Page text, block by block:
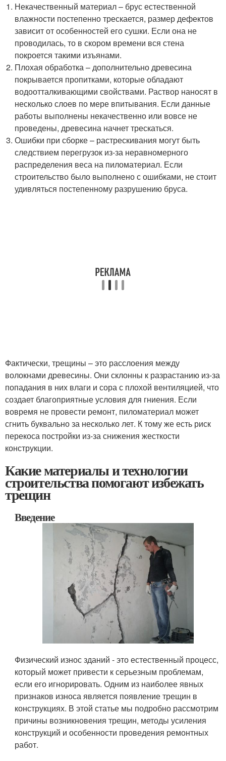
Некачественный материал – брус естественной
влажности постепенно трескается, размер дефектов
зависит от особенностей его сушки. Если она не
проводилась, то в скором времени вся стена
покроется такими изъянами.
Плохая обработка – дополнительно древесина
покрывается пропитками, которые обладают
водоотталкивающими свойствами. Раствор наносят в
несколько слоев по мере впитывания. Если данные
работы выполнены некачественно или вовсе не
проведены, древесина начнет трескаться.
Ошибки при сборке – растрескивания могут быть
следствием перегрузок из-за неравномерного
распределения веса на пиломатериал. Если
строительство было выполнено с ошибками, не стоит
удивляться постепенному разрушению бруса.
Фактически, трещины – это расслоения между
волокнами древесины. Они склонны к разрастанию из-за
попадания в них влаги и сора с плохой вентиляцией, что
создает благоприятные условия для гниения. Если
вовремя не провести ремонт, пиломатериал может
сгнить буквально за несколько лет. К тому же есть риск
перекоса постройки из-за снижения жесткости
конструкции.
Какие материалы и технологии
строительства помогают избежать
трещин
Введение
Физический износ зданий - это естественный процесс,
который может привести к серьезным проблемам,
если его игнорировать. Одним из наиболее явных
признаков износа является появление трещин в
конструкциях. В этой статье мы подробно рассмотрим
причины возникновения трещин, методы усиления
конструкций и особенности проведения ремонтных
работ.